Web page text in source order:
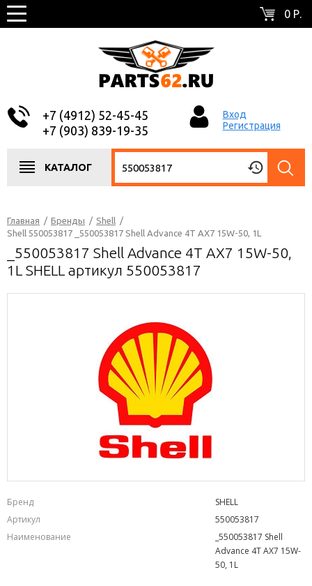
0 Р.
+7 (4912) 52-45-45
+7 (903) 839-19-35
Вход
Регистрация
КАТАЛОГ
Главная / Бренды / Shell /
Shell 550053817 _550053817 Shell Advance 4T AX7 15W-50, 1L
_550053817 Shell Advance 4T AX7 15W-50,
1L SHELL артикул 550053817
Бренд
SHELL
Артикул
550053817
Наименование
_550053817 Shell
Advance 4T AX7 15W-
50, 1L